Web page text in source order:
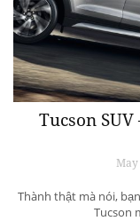
Tucson
Thành thật mà nói,
Tucson